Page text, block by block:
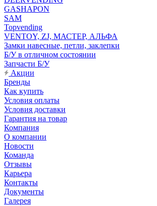
GASHAPON
SAM
Topvending
VENTOY, ZJ, МАСТЕР, АЛЬФА
Замки навесные, петли, заклепки
Б/У в отличном состоянии
Запчасти Б/У
Акции
Бренды
Как купить
Условия оплаты
Условия доставки
Гарантия на товар
Компания
О компании
Новости
Команда
Отзывы
Карьера
Контакты
Документы
Галерея